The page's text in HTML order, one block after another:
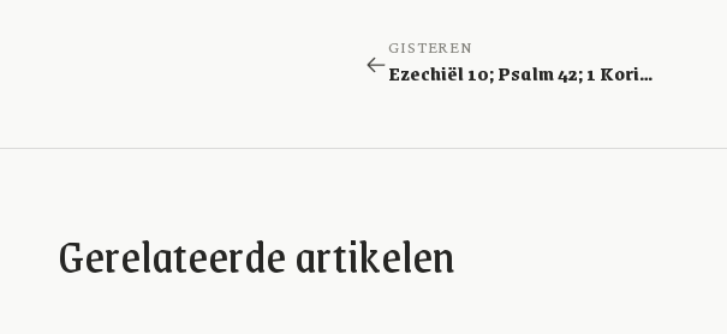
GISTEREN
Ezechiël 10; Psalm 42; 1 Korinthe 9
Gerelateerde artikelen